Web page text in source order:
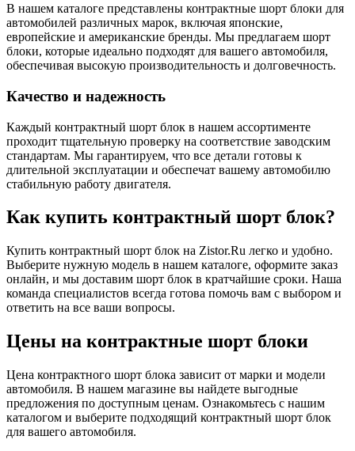
В нашем каталоге представлены контрактные шорт блоки для
автомобилей различных марок, включая японские,
европейские и американские бренды. Мы предлагаем шорт
блоки, которые идеально подходят для вашего автомобиля,
обеспечивая высокую производительность и долговечность.
Качество и надежность
Каждый контрактный шорт блок в нашем ассортименте
проходит тщательную проверку на соответствие заводским
стандартам. Мы гарантируем, что все детали готовы к
длительной эксплуатации и обеспечат вашему автомобилю
стабильную работу двигателя.
Как купить контрактный шорт блок?
Купить контрактный шорт блок на Zistor.Ru легко и удобно.
Выберите нужную модель в нашем каталоге, оформите заказ
онлайн, и мы доставим шорт блок в кратчайшие сроки. Наша
команда специалистов всегда готова помочь вам с выбором и
ответить на все ваши вопросы.
Цены на контрактные шорт блоки
Цена контрактного шорт блока зависит от марки и модели
автомобиля. В нашем магазине вы найдете выгодные
предложения по доступным ценам. Ознакомьтесь с нашим
каталогом и выберите подходящий контрактный шорт блок
для вашего автомобиля.